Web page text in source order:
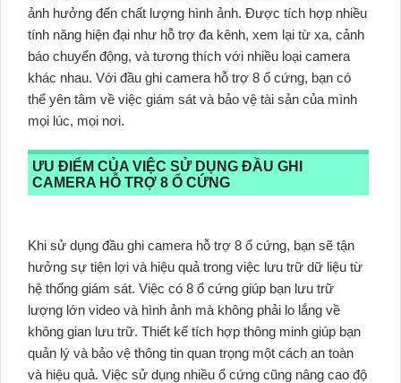
ảnh hưởng đến chất lượng hình ảnh. Được tích hợp nhiều
tính năng hiện đại như hỗ trợ đa kênh, xem lại từ xa, cảnh
báo chuyển động, và tương thích với nhiều loại camera
khác nhau. Với đầu ghi camera hỗ trợ 8 ổ cứng, bạn có
thể yên tâm về việc giám sát và bảo vệ tài sản của mình
mọi lúc, mọi nơi.
ƯU ĐIỂM CỦA VIỆC SỬ DỤNG ĐẦU GHI
CAMERA HỖ TRỢ 8 Ổ CỨNG
Khi sử dụng đầu ghi camera hỗ trợ 8 ổ cứng, bạn sẽ tận
hưởng sự tiện lợi và hiệu quả trong việc lưu trữ dữ liệu từ
hệ thống giám sát. Việc có 8 ổ cứng giúp bạn lưu trữ
lượng lớn video và hình ảnh mà không phải lo lắng về
không gian lưu trữ. Thiết kế tích hợp thông minh giúp bạn
quản lý và bảo vệ thông tin quan trọng một cách an toàn
và hiệu quả. Việc sử dụng nhiều ổ cứng cũng nâng cao độ